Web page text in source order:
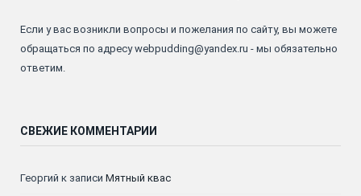
Если у вас возникли вопросы и пожелания по сайту, вы можете
обращаться по адресу webpudding@yandex.ru - мы обязательно
ответим.
СВЕЖИЕ КОММЕНТАРИИ
Георгий к записи Мятный квас